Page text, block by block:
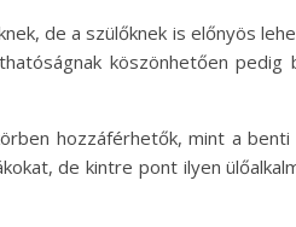
de a szülőknek is előnyös
köszönhetően
hozzáférhetők, mint a
de kintre pont ilyen